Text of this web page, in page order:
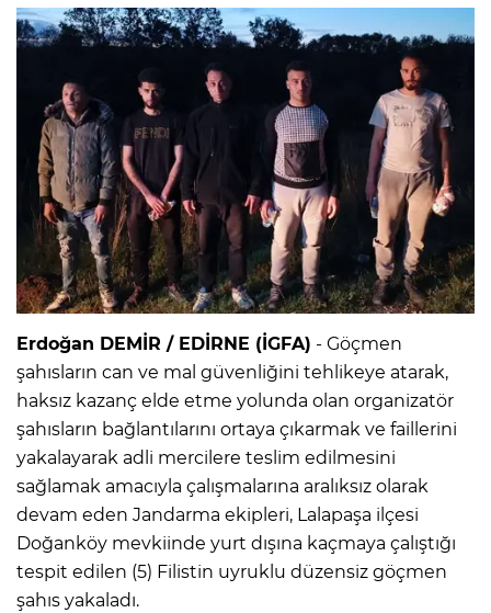
Erdoğan DEMİR / EDİRNE (İGFA) - Göçmen
şahısların can ve mal güvenliğini tehlikeye atarak,
haksız kazanç elde etme yolunda olan organizatör
şahısların bağlantılarını ortaya çıkarmak ve faillerini
yakalayarak adli mercilere teslim edilmesini
sağlamak amacıyla çalışmalarına aralıksız olarak
devam eden Jandarma ekipleri, Lalapaşa ilçesi
Doğanköy mevkiinde yurt dışına kaçmaya çalıştığı
tespit edilen (5) Filistin uyruklu düzensiz göçmen
şahıs yakaladı.